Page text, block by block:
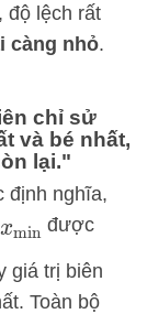
độ lệch rất
càng nhỏ.
chỉ sử
và bé nhất,
lại."
định nghĩa,
min được
giá trị biên
Toàn bộ